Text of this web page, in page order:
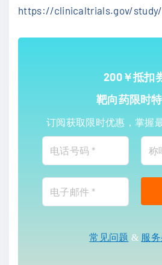
https://clinicaltrials.gov/study/
200￥抵扣
靶向药限时
订阅获取限时优惠，掌握
常见问题 & 服